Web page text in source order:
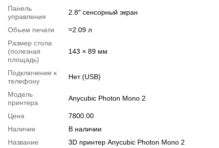
Панель
управления
2.8″ сенсорный экран
Объем печати
≈2.09 л
Размер стола
(полезная
площадь)
143 × 89 мм
Подключение к
телефону
Нет (USB)
Модель
принтера
Anycubic Photon Mono 2
Цена
7800.00
Наличие
В наличии
Название
3D принтер Anycubic Photon Mono 2